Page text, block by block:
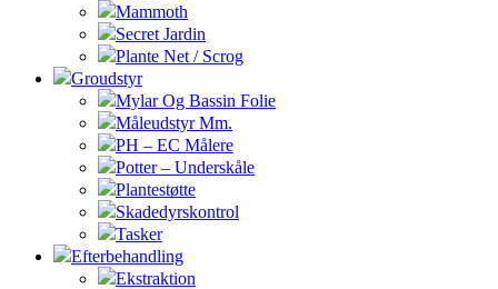
Mammoth
Secret Jardin
Plante Net / Scrog
Groudstyr
Mylar Og Bassin Folie
Måleudstyr Mm.
PH – EC Målere
Potter – Underskåle
Plantestøtte
Skadedyrskontrol
Tasker
Efterbehandling
Ekstraktion